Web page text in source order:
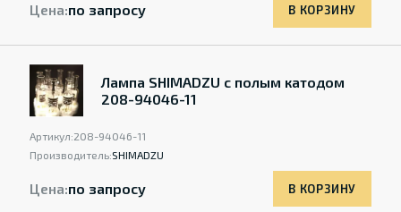
Цена:по запросу В КОРЗИНУ
Лампа SHIMADZU с полым катодом
208-94046-11
Артикул:208-94046-11
Производитель:SHIMADZU
Цена:по запросу В КОРЗИНУ